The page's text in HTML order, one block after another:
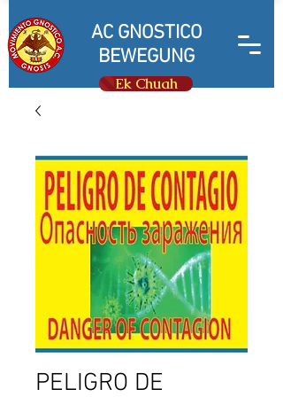
AC GNOSTICO
BEWEGUNG
Ek Chuah
PELIGRO DE